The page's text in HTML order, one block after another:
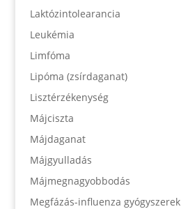
Laktózintolearancia
Leukémia
Limfóma
Lipóma (zsírdaganat)
Lisztérzékenység
Májciszta
Májdaganat
Májgyulladás
Májmegnagyobbodás
Megfázás-influenza gyógyszerek